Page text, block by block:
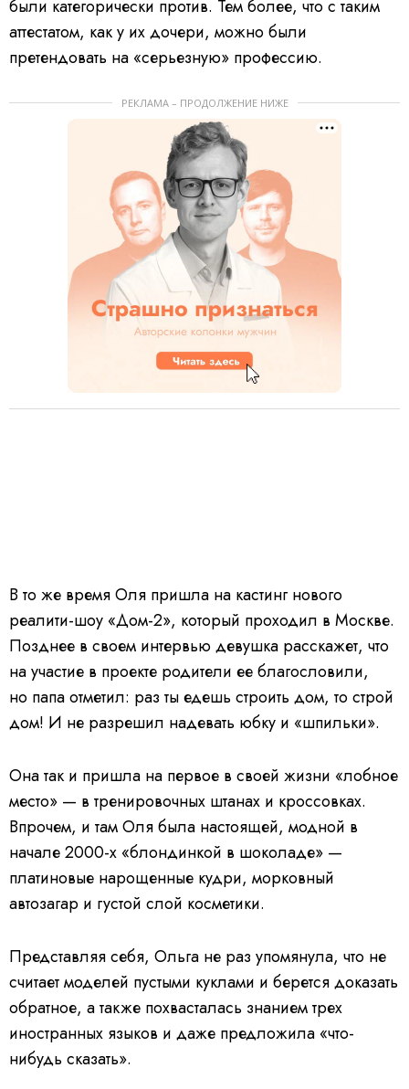
были категорически против. Тем более, что с таким
аттестатом, как у их дочери, можно были
претендовать на «серьезную» профессию.
РЕКЛАМА – ПРОДОЛЖЕНИЕ НИЖЕ
В то же время Оля пришла на кастинг нового
реалити-шоу «Дом-2», который проходил в Москве.
Позднее в своем интервью девушка расскажет, что
на участие в проекте родители ее благословили,
но папа отметил: раз ты едешь строить дом, то строй
дом! И не разрешил надевать юбку и «шпильки».
Она так и пришла на первое в своей жизни «лобное
место» — в тренировочных штанах и кроссовках.
Впрочем, и там Оля была настоящей, модной в
начале 2000-х «блондинкой в шоколаде» —
платиновые нарощенные кудри, морковный
автозагар и густой слой косметики.
Представляя себя, Ольга не раз упомянула, что не
считает моделей пустыми куклами и берется доказать
обратное, а также похвасталась знанием трех
иностранных языков и даже предложила «что-
нибудь сказать».